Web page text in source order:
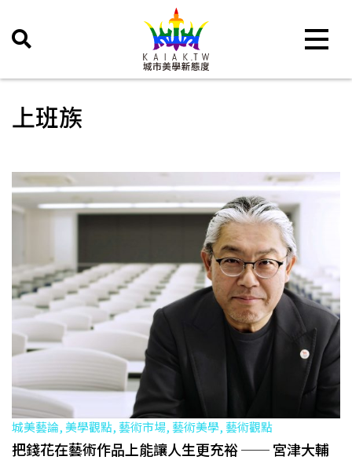
Toggle
上班族
城美藝論, 美學觀點, 藝術市場, 藝術美學, 藝術觀點
把錢花在藝術作品上能讓人生更充裕 ── 宮津大輔